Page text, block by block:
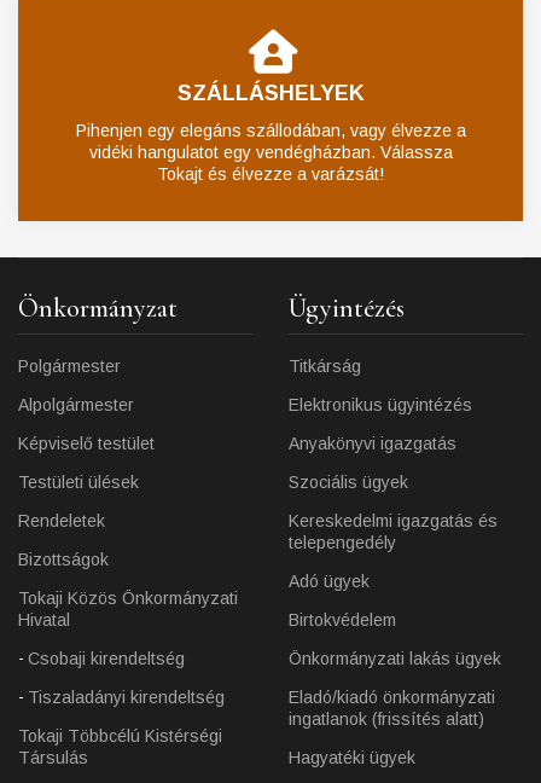
SZÁLLÁSHELYEK
Pihenjen egy elegáns szállodában, vagy élvezze a
vidéki hangulatot egy vendégházban. Válassza
Tokajt és élvezze a varázsát!
Önkormányzat
Polgármester
Alpolgármester
Képviselő testület
Testületi ülések
Rendeletek
Bizottságok
Tokaji Közös Önkormányzati
Hivatal
Csobaji kirendeltség
Tiszaladányi kirendeltség
Tokaji Többcélú Kistérségi
Társulás
Ügyintézés
Titkárság
Elektronikus ügyintézés
Anyakönyvi igazgatás
Szociális ügyek
Kereskedelmi igazgatás és
telepengedély
Adó ügyek
Birtokvédelem
Önkormányzati lakás ügyek
Eladó/kiadó önkormányzati
ingatlanok (frissítés alatt)
Hagyatéki ügyek